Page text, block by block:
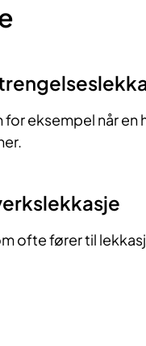
eksempel når en
ofte fører til